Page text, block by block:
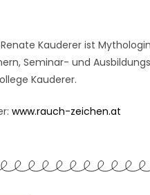
Kauderer ist
Seminar- und
Kauderer.
www.rauch-zeichen.at